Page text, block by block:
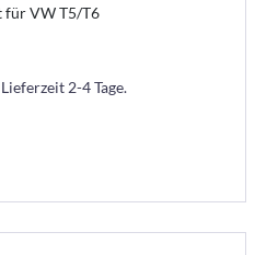
für VW T5/T6
2-4 Tage.